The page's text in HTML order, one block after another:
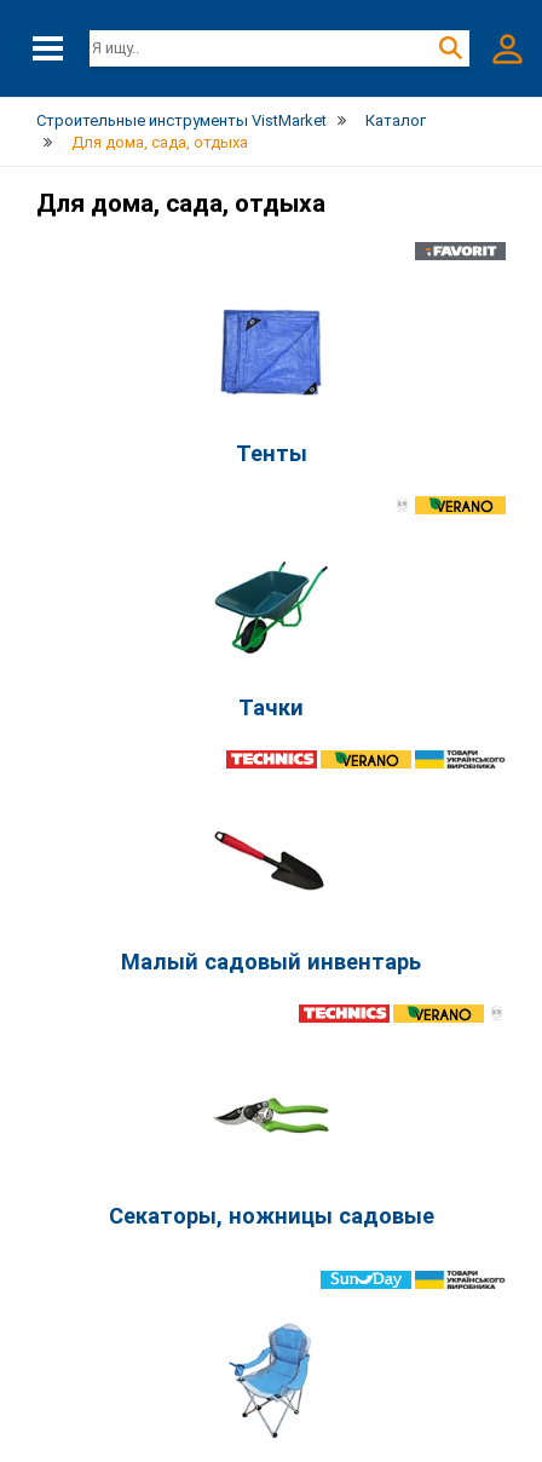
Строительные инструменты VistMarket
Каталог
Для дома, сада, отдыха
Для дома, сада, отдыха
Тенты
Тачки
Малый садовый инвентарь
Секаторы, ножницы садовые